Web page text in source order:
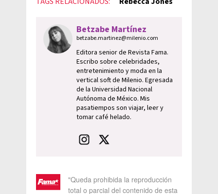
Betzabe Martínez
betzabe.martinez@milenio.com
Editora senior de Revista Fama.
Escribo sobre celebridades,
entretenimiento y moda en la
vertical soft de Milenio. Egresada
de la Universidad Nacional
Autónoma de México. Mis
pasatiempos son viajar, leer y
tomar café helado.
"Queda prohibida la reproducción
total o parcial del contenido de esta